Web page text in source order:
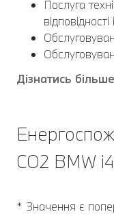
Послуга
Дізнатись
CO2 BMW
* Значення є